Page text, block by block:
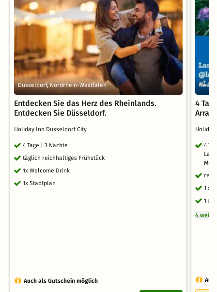
Düsseldorf, Nordrhein-Westfalen
Entdecken Sie das Herz des Rheinlands.
Entdecken Sie Düsseldorf.
Holiday Inn Düsseldorf City
4 Tage | 3 Nächte
täglich reichhaltiges Frühstück
1x Welcome Drink
1x Stadtplan
Auch als Gutschein möglich
4
4
1 x
1 x
4